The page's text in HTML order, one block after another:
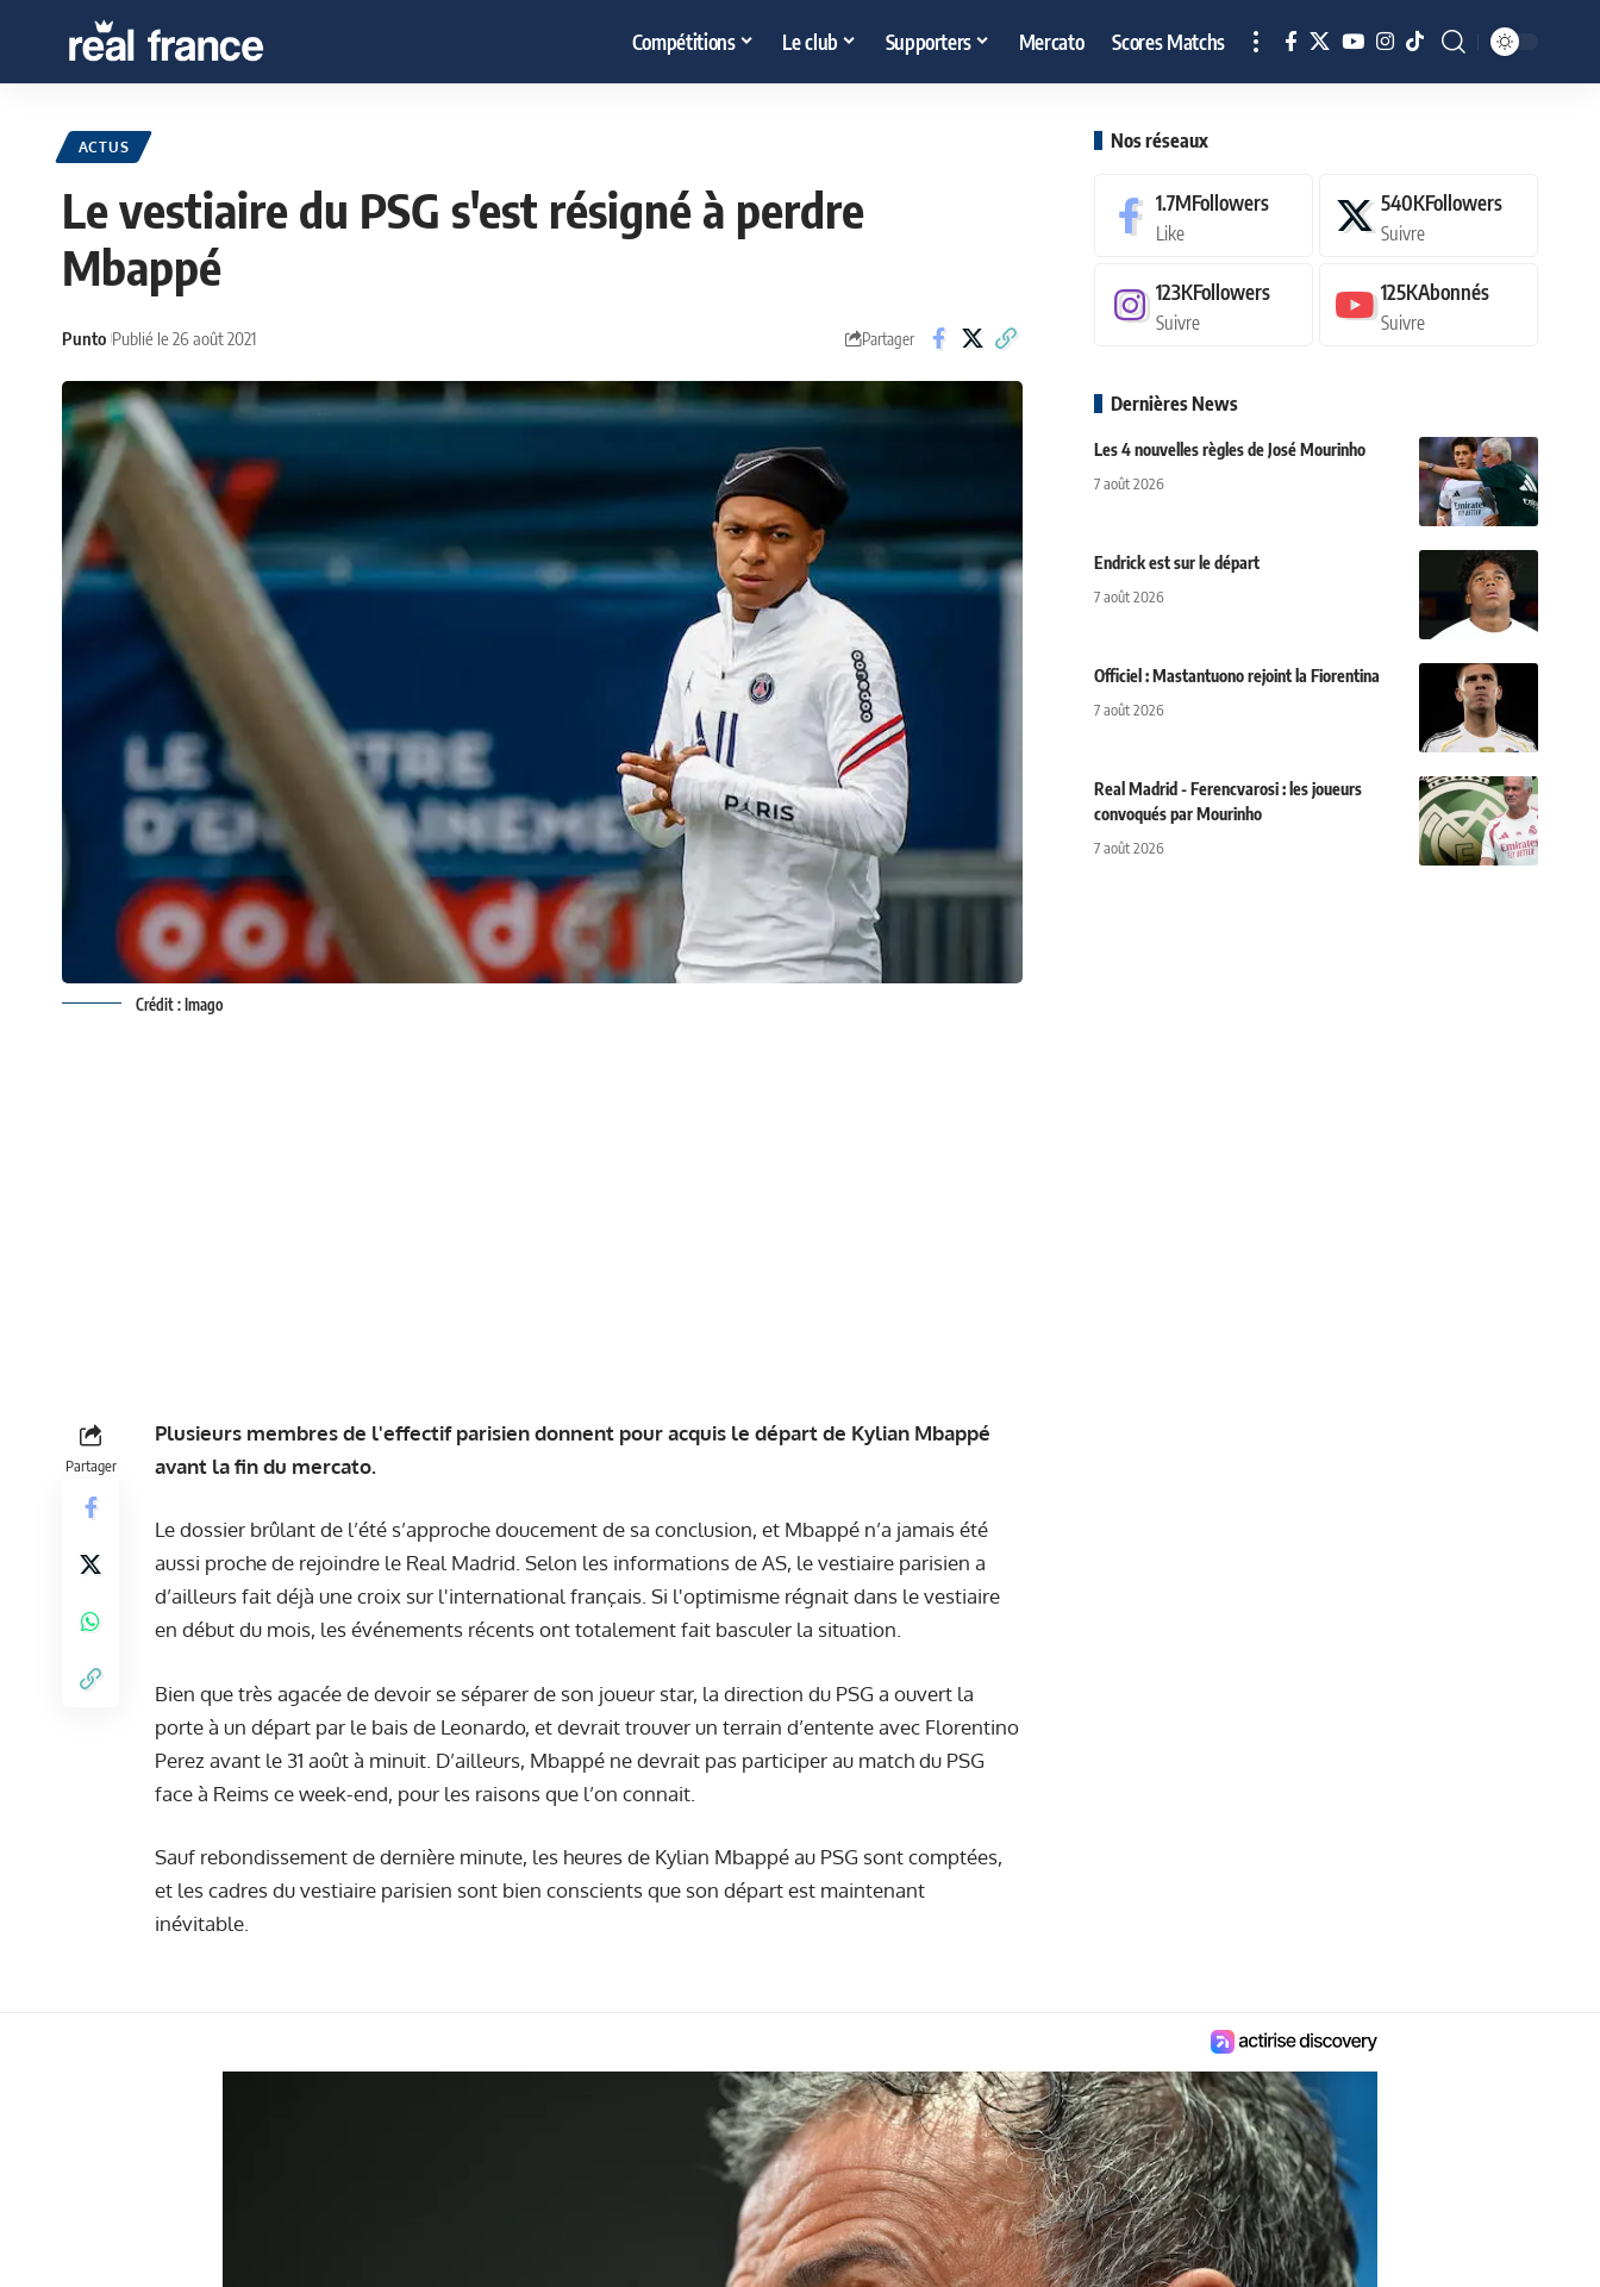
Compétitions Le club Supporters Mercato Scores Matchs
ACTUS
Le vestiaire du PSG s'est résigné à perdre
Mbappé
Punto Publié le 26 août 2021 Partager
Crédit : Imago
Partager
Plusieurs membres de l'effectif parisien donnent pour acquis le départ de Kylian Mbappé
avant la fin du mercato.
Le dossier brûlant de l’été s’approche doucement de sa conclusion, et Mbappé n’a jamais été
aussi proche de rejoindre le Real Madrid. Selon les informations deAS, le vestiaire parisien a
d’ailleurs fait déjà une croix sur l'international français. Si l'optimisme régnait dans le vestiaire
en début du mois, les événements récents ont totalement fait basculer la situation.
Bien quetrès agacée de devoir se séparerde son joueur star, la direction du PSG a ouvert la
porte à un départ par le bais de Leonardo, et devrait trouver un terrain d’entente avec Florentino
Perez avant le 31 août à minuit. D’ailleurs, Mbappé ne devrait pas participer au match du PSG
face à Reims ce week-end, pour les raisons que l’on connait.
Sauf rebondissement de dernière minute, les heures de Kylian Mbappé au PSG sont comptées,
et les cadres du vestiaire parisien sont bien conscients que son départ est maintenant
inévitable.
Nos réseaux
1.7MFollowers
Like
540KFollowers
Suivre
123KFollowers
Suivre
125KAbonnés
Suivre
Dernières News
Les 4 nouvelles règles de José Mourinho
7 août 2026
Endrick est sur le départ
7 août 2026
Officiel : Mastantuono rejoint la Fiorentina
7 août 2026
Real Madrid - Ferencvarosi : les joueurs
convoqués par Mourinho
7 août 2026